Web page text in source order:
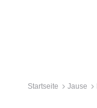
Startseite Jause